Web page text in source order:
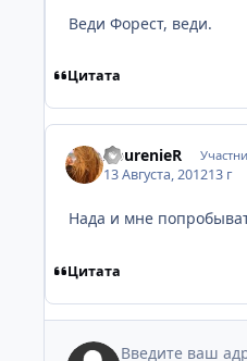
Веди Форест, веди.
Цитата
AburenieR
13 Августа, 201213 г
Нада и мне
Цитата